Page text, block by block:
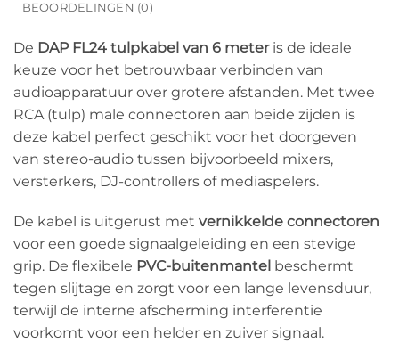
BEOORDELINGEN (0)
De DAP FL24 tulpkabel van 6 meteris de ideale
keuze voor het betrouwbaar verbinden van
audioapparatuur over grotere afstanden. Met twee
RCA (tulp) male connectoren aan beide zijden is
deze kabel perfect geschikt voor het doorgeven
van stereo-audio tussen bijvoorbeeld mixers,
versterkers, DJ-controllers of mediaspelers.
De kabel is uitgerust met vernikkelde connectoren
voor een goede signaalgeleiding en een stevige
grip. De flexibele PVC-buitenmantel beschermt
tegen slijtage en zorgt voor een lange levensduur,
terwijl de interne afscherming interferentie
voorkomt voor een helder en zuiver signaal.